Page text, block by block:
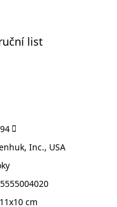
list
Inc., USA
cm